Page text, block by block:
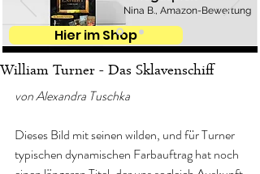
Nina B., Amazon-Bewertung
Hier im Shop
William Turner - Das Sklavenschiff
von Alexandra Tuschka
Dieses Bild mit seinen wilden, und für Turner
typischen dynamischen Farbauftrag hat noch